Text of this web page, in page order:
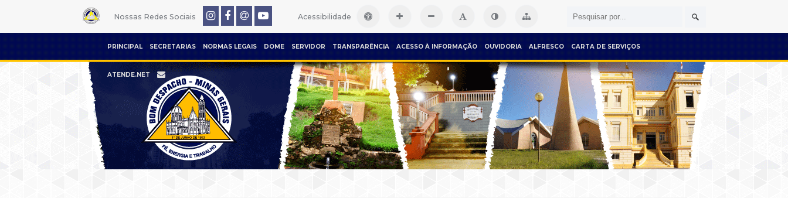
Nossas Redes Sociais Acessibilidade
PRINCIPAL SECRETARIAS NORMAS LEGAIS DOME SERVIDOR TRANSPARÊNCIA ACESSO À INFORMAÇÃO OUVIDORIA ALFRESCO CARTA DE SERVIÇOS
ATENDE.NET